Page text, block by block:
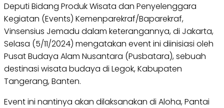
Deputi Bidang Produk Wisata dan Penyelenggara
Kegiatan (Events) Kemenparekraf/Baparekraf,
Vinsensius Jemadu dalam keterangannya, di Jakarta,
Selasa (5/11/2024) mengatakan event ini diinisiasi oleh
Pusat Budaya Alam Nusantara (Pusbatara), sebuah
destinasi wisata budaya di Legok, Kabupaten
Tangerang, Banten.
Event ini nantinya akan dilaksanakan di Aloha, Pantai